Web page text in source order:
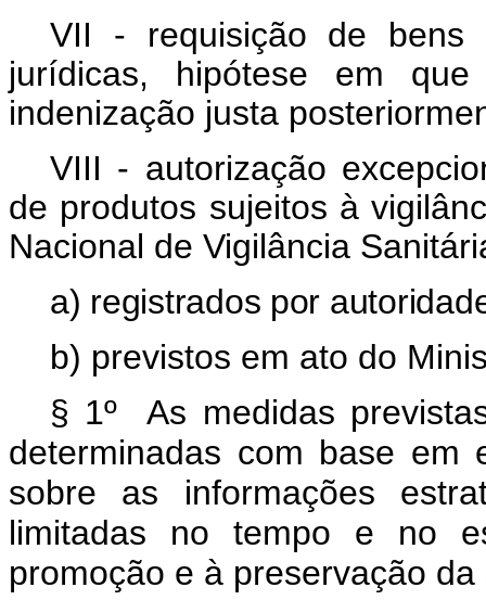
VII - requisição de bens
jurídicas, hipótese em
indenização justa
VIII - autorização
de produtos sujeitos à
Nacional de Vigilância
a) registrados por
b) previstos em ato do
§ 1º As medidas
determinadas com base em
sobre as informações
limitadas no tempo e no
promoção e à preservação